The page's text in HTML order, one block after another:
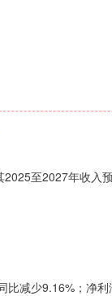
至2027年收入
减少9.16%；净利